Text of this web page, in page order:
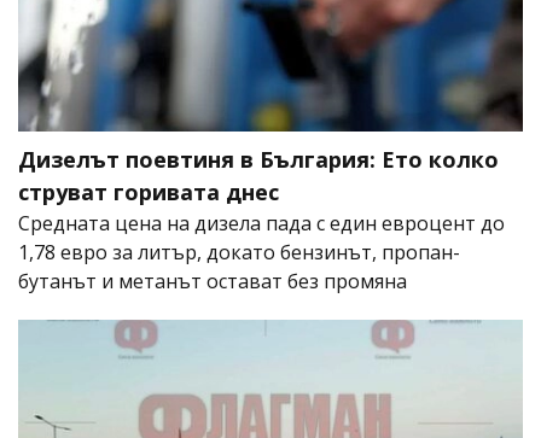
Дизелът поевтиня в България: Ето колко
струват горивата днес
Средната цена на дизела пада с един евроцент до
1,78 евро за литър, докато бензинът, пропан-
бутанът и метанът остават без промяна